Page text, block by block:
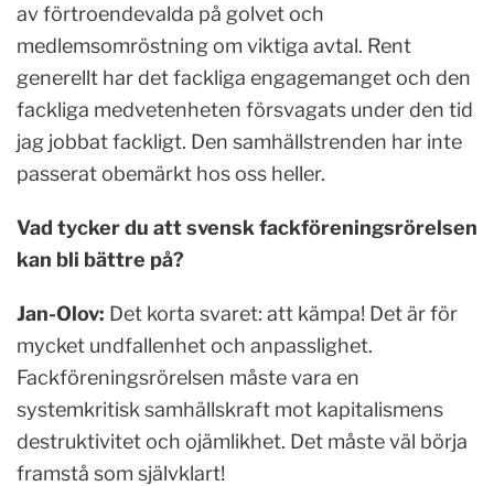
av förtroendevalda på golvet och
medlemsomröstning om viktiga avtal. Rent
generellt har det fackliga engagemanget och den
fackliga medvetenheten försvagats under den tid
jag jobbat fackligt. Den samhällstrenden har inte
passerat obemärkt hos oss heller.
Vad tycker du att svensk fackföreningsrörelsen
kan bli bättre på?
Jan-Olov: Det korta svaret: att kämpa! Det är för
mycket undfallenhet och anpasslighet.
Fackföreningsrörelsen måste vara en
systemkritisk samhällskraft mot kapitalismens
destruktivitet och ojämlikhet. Det måste väl börja
framstå som självklart!